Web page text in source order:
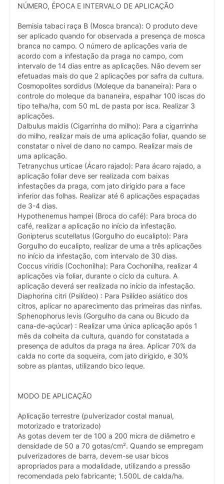
NÚMERO, ÉPOCA E INTERVALO DE APLICAÇÃO
Bemisia tabaci raça B (Mosca branca): O produto deve
ser aplicado quando for observada a presença de mosca
branca no campo. O número de aplicações varia de
acordo com a infestação da praga no campo, com
intervalo de 14 dias entre as aplicações. Não devem ser
efetuadas mais do que 2 aplicações por safra da cultura.
Cosmopolites sordidus (Moleque da bananeira): Para o
controle do moleque da bananeira, espalhar 100 iscas do
tipo telha/ha, com 50 mL de pasta por isca. Realizar 3
aplicações.
Dalbulus maidis (Cigarrinha do milho): Para a cigarrinha
do milho, realizar mais de uma aplicação foliar, quando se
constatar o nível de dano no campo. Realizar mais de
uma aplicação.
Tetranychus urticae (Ácaro rajado): Para ácaro rajado, a
aplicação foliar deve ser realizada com baixas
infestações da praga, com jato dirigido para a face
inferior das folhas. Realizar até 6 aplicações espaçadas
de 3-4 dias.
Hypothenemus hampei (Broca do café): Para broca do
café, realizar a aplicação no início da infestação.
Gonipterus scutellatus (Gorgulho do eucalipto): Para
Gorgulho do eucalipto, realizar de uma a três aplicações
no início da infestação, com intervalo de 30 dias.
Coccus viridis (Cochonilha): Para Cochonilha, realizar 4
aplicações via foliar, durante o ciclo da cultura. A
aplicação deverá ser realizada no início da infestação.
Diaphorina citri (Psilídeo) : Para Psilídeo asiático dos
citros, aplicar no aparecimento das primeiras das ninfas.
Sphenophorus levis (Gorgulho da cana ou Bicudo da
cana-de-açúcar) : Realizar uma única aplicação após 1
mês da colheita da cultura, quando for constatada a
presença de adultos da praga na área. Aplicar 70% da
calda no corte da soqueira, com jato dirigido, e 30%
sobre as plantas, utilizando bico leque.
MODO DE APLICAÇÃO
Aplicação terrestre (pulverizador costal manual,
motorizado e tratorizado)
As gotas devem ter de 100 a 200 micra de diâmetro e
densidade de 50 a 70 gotas/cm². Quando se empregam
pulverizadores de barra, devem-se usar bicos
apropriados para a modalidade, utilizando a pressão
recomendada pelo fabricante; 1.500L de calda/ha.